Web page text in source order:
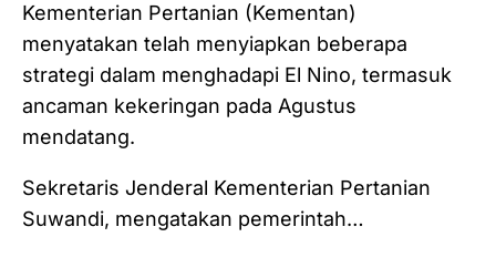
Kementerian Pertanian (Kementan)
menyatakan telah menyiapkan beberapa
strategi dalam menghadapi El Nino, termasuk
ancaman kekeringan pada Agustus
mendatang.
Sekretaris Jenderal Kementerian Pertanian
Suwandi, mengatakan pemerintah…